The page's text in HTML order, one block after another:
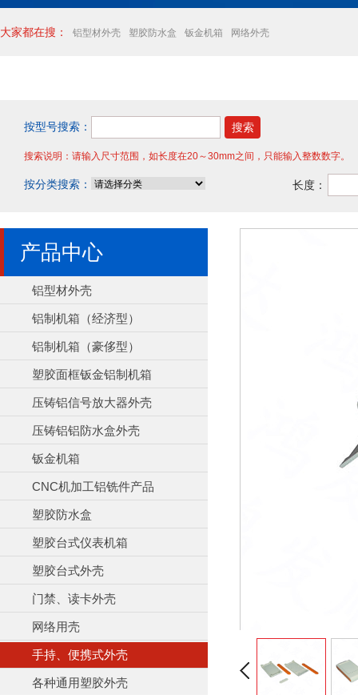
大家都在搜： 铝型材外壳 塑胶防水盒 钣金机箱 网络外壳
按型号搜索：
搜索说明：请输入尺寸范围，如长度在20～30mm之间，只能输入整数数字。
按分类搜索： 长度：
产品中心
铝型材外壳
铝制机箱（经济型）
铝制机箱（豪侈型）
塑胶面框钣金铝制机箱
压铸铝信号放大器外壳
压铸铝铝防水盒外壳
钣金机箱
CNC机加工铝铣件产品
塑胶防水盒
塑胶台式仪表机箱
塑胶台式外壳
门禁、读卡外壳
网络用壳
手持、便携式外壳
各种通用塑胶外壳